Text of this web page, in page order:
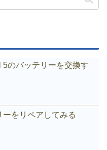
5のバッテリーを交換す
ーをリペアしてみる